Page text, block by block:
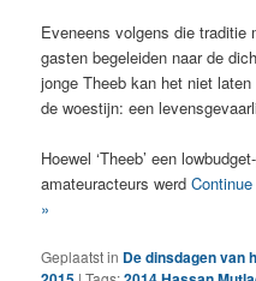
Eveneens volgens die traditie
gasten begeleiden naar de
jonge Theeb kan het niet
de woestijn: een
Hoewel ‘Theeb’ een
amateuracteurs werd
»
Geplaatst in De dinsdagen van